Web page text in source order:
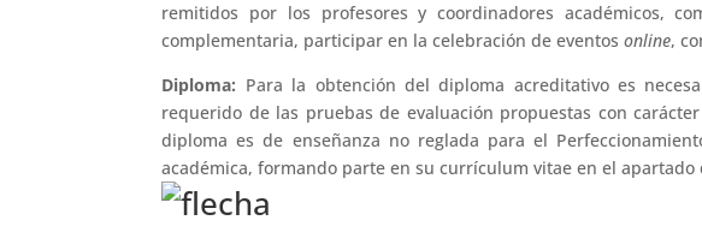
remitidos por los profesores y coordinadores académicos,
complementaria, participar en la celebración de eventosonline,
Diploma: Para la obtención del diploma acreditativo es
requerido de las pruebas de evaluación propuestas con
diploma es de enseñanza no reglada para el
académica, formando parte en su currículum vitae en el